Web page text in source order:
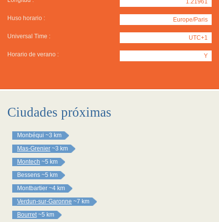
Huso horario : Europe/Paris
Universal Time : UTC+1
Horario de verano : Y
Ciudades próximas
Monbéqui ~3 km
Mas-Grenier ~3 km
Montech ~5 km
Bessens ~5 km
Montbartier ~4 km
Verdun-sur-Garonne ~7 km
Bourret ~5 km